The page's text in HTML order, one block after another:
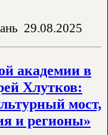
29.08.2025
академии в
Хлутков:
мост,
и регионы»